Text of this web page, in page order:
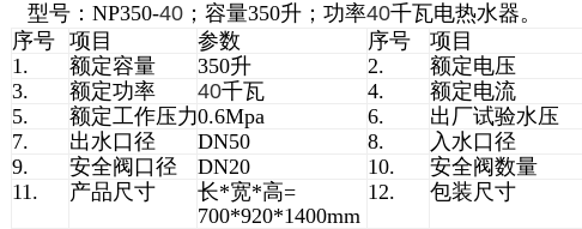
型号：NP350-40 ；容量350升；功率40千瓦电热水器。
序号
项目 参数 序号 项目
1.
额定容量 350升 2. 额定电压
3.
额定功率 40千瓦 4. 额定电流
5.
额定工作压力0.6Mpa 6. 出厂试验水压
7.
出水口径 DN50 8. 入水口径
9.
安全阀口径 DN20 10. 安全阀数量
11.
产品尺寸
长*宽*高=
700*920*1400mm
12. 包装尺寸